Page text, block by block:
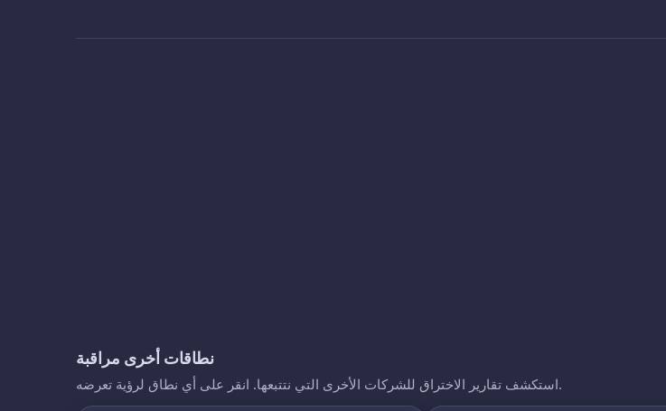
نطاقات أخرى مراقبة
استكشف تقارير الاختراق للشركات الأخرى التي نتتبعها. انقر على أي نطاق لرؤية تعرضه.